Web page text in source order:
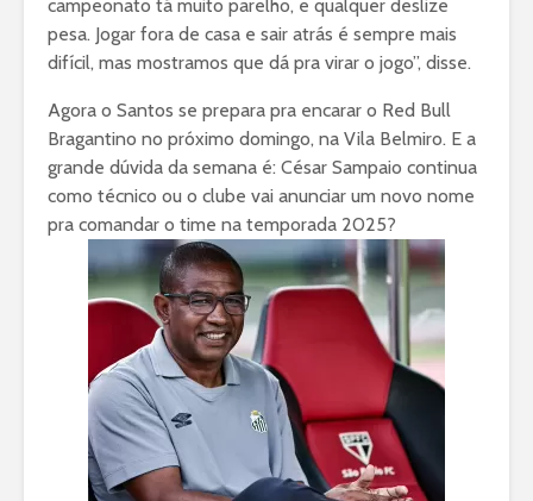
campeonato tá muito parelho, e qualquer deslize
pesa. Jogar fora de casa e sair atrás é sempre mais
difícil, mas mostramos que dá pra virar o jogo”, disse.
Agora o Santos se prepara pra encarar o Red Bull
Bragantino no próximo domingo, na Vila Belmiro. E a
grande dúvida da semana é: César Sampaio continua
como técnico ou o clube vai anunciar um novo nome
pra comandar o time na temporada 2025?